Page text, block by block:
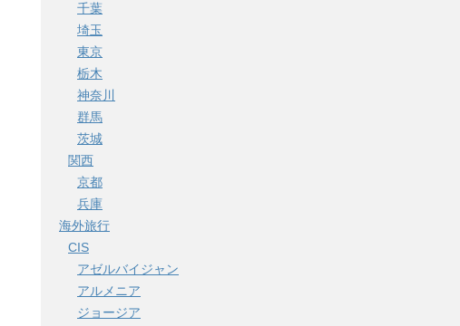
千葉
埼玉
東京
栃木
神奈川
群馬
茨城
関西
京都
兵庫
海外旅行
CIS
アゼルバイジャン
アルメニア
ジョージア